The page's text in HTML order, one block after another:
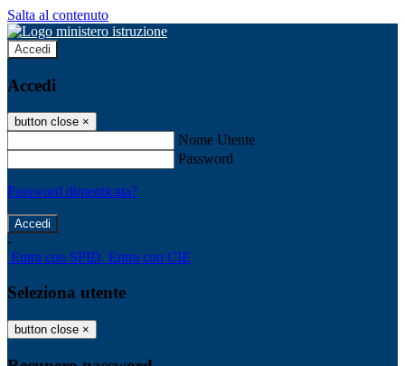
Salta al contenuto
Accedi
Accedi
button close ×
Nome Utente
Password
Password dimenticata?
-
Entra con SPID Entra con CIE
Seleziona utente
button close ×